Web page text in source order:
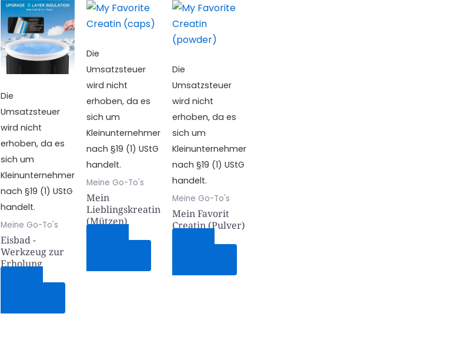
Die
Umsatzsteuer
wird nicht
erhoben, da es
sich um
Kleinunternehmer
nach §19 (1) UStG
handelt.
Meine Go-To's
Eisbad -
Werkzeug zur
Erholung
Die
Umsatzsteuer
wird nicht
erhoben, da es
sich um
Kleinunternehmer
nach §19 (1) UStG
handelt.
Meine Go-To's
Mein
Lieblingskreatin
(Mützen)
Die
Umsatzsteuer
wird nicht
erhoben, da es
sich um
Kleinunternehmer
nach §19 (1) UStG
handelt.
Meine Go-To's
Mein Favorit
Creatin (Pulver)